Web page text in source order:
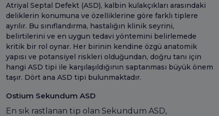
Atriyal Septal Defekt (ASD), kalbin kulakçıkları arasındaki
deliklerin konumuna ve özelliklerine göre farklı tiplere
ayrılır. Bu sınıflandırma, hastalığın klinik seyrini,
belirtilerini ve en uygun tedavi yöntemini belirlemede
kritik bir rol oynar. Her birinin kendine özgü anatomik
yapısı ve potansiyel riskleri olduğundan, doğru tanı için
hangi ASD tipi ile karşılaşıldığının saptanması büyük önem
taşır. Dört ana ASD tipi bulunmaktadır.
Ostium Sekundum ASD
En sık rastlanan tip olan Sekundum ASD,